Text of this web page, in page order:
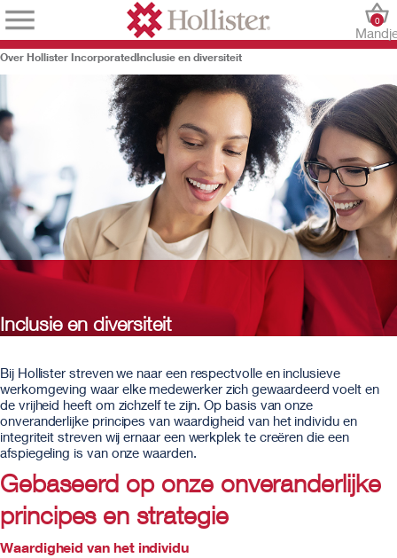
0
Over Hollister IncorporatedInclusie en diversiteit
Inclusie en diversiteit
Bij Hollister streven we naar een respectvolle en inclusieve
werkomgeving waar elke medewerker zich gewaardeerd voelt en
de vrijheid heeft om zichzelf te zijn. Op basis van onze
onveranderlijke principes van waardigheid van het individu en
integriteit streven wij ernaar een werkplek te creëren die een
afspiegeling is van onze waarden.
Gebaseerd op onze onveranderlijke
principes en strategie
Waardigheid van het individu